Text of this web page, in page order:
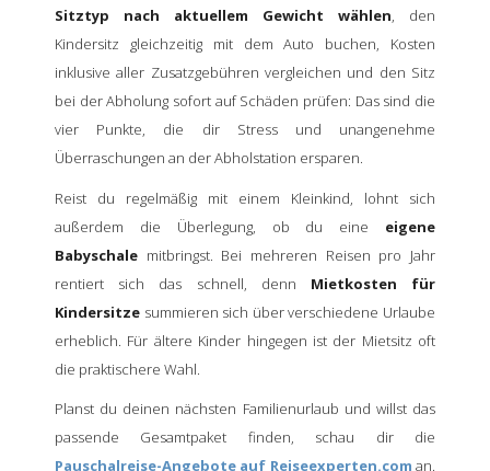
Sitztyp nach aktuellem Gewicht wählen, den
Kindersitz gleichzeitig mit dem Auto buchen, Kosten
inklusive aller Zusatzgebühren vergleichen und den Sitz
bei der Abholung sofort auf Schäden prüfen: Das sind die
vier Punkte, die dir Stress und unangenehme
Überraschungen an der Abholstation ersparen.
Reist du regelmäßig mit einem Kleinkind, lohnt sich
außerdem die Überlegung, ob du eine eigene
Babyschale mitbringst. Bei mehreren Reisen pro Jahr
rentiert sich das schnell, denn Mietkosten für
Kindersitze summieren sich über verschiedene Urlaube
erheblich. Für ältere Kinder hingegen ist der Mietsitz oft
die praktischere Wahl.
Planst du deinen nächsten Familienurlaub und willst das
passende Gesamtpaket finden, schau dir die
Pauschalreise-Angebote auf Reiseexperten.com an.